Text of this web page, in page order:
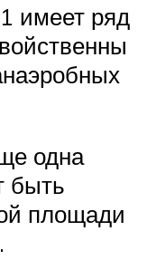
имеет ряд
одна
быть
площади